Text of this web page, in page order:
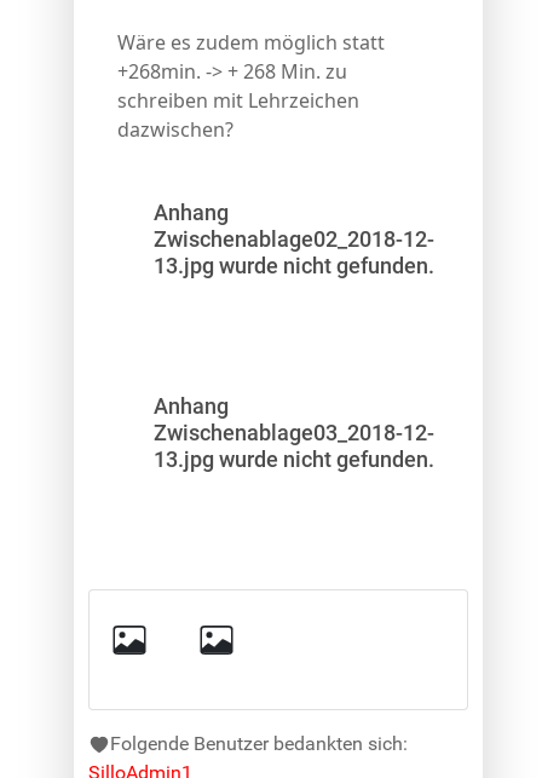
Wäre es zudem möglich statt
+268min. -> + 268 Min. zu
schreiben mit Lehrzeichen
dazwischen?
Anhang
Zwischenablage02_2018-12-
13.jpg wurde nicht gefunden.
Anhang
Zwischenablage03_2018-12-
13.jpg wurde nicht gefunden.
Folgende Benutzer bedankten sich:
SilloAdmin1